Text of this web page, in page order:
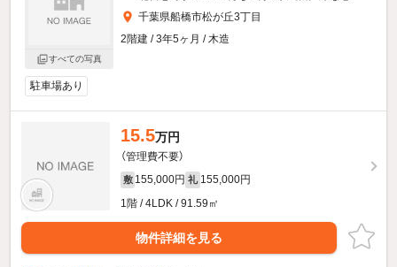
すべての写真
千葉県船橋市松が丘3丁目
2階建 / 3年5ヶ月 / 木造
駐車場あり
15.5万円
（管理費不要）
敷 155,000円 礼 155,000円
1階 / 4LDK / 91.59㎡
物件詳細を見る